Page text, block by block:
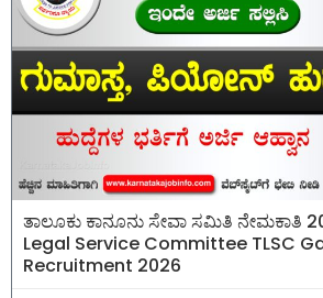
ತಾಲೂಕು ಕಾನೂನು ಸೇವಾ ಸಮಿತಿ ನೇಮಕಾತಿ
Legal Service Committee TLSC
Recruitment 2026